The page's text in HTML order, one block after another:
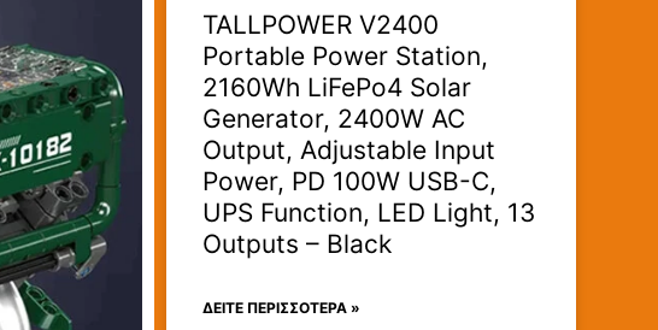
TALLPOWER V2400
Portable Power Station,
2160Wh LiFePo4 Solar
Generator, 2400W AC
Output, Adjustable Input
Power, PD 100W USB-C,
UPS Function, LED Light, 13
Outputs – Black
ΔΕΊΤΕ ΠΕΡΙΣΣΟΤΕΡΑ »